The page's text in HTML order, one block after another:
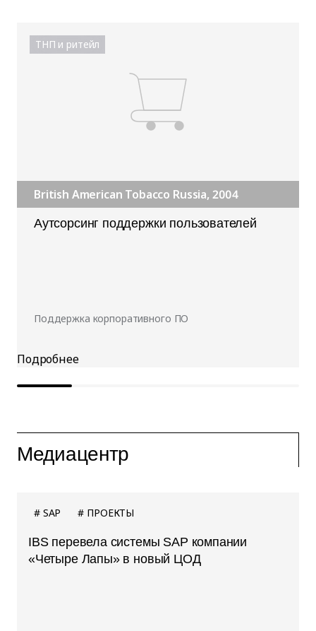
ТНП и ритейл
British American Tobacco Russia, 2004
Аутсорсинг поддержки пользователей
Поддержка корпоративного ПО
Медиацентр
SAP ПРОЕКТЫ
IBS перевела системы SAP компании
«Четыре Лапы» в новый ЦОД